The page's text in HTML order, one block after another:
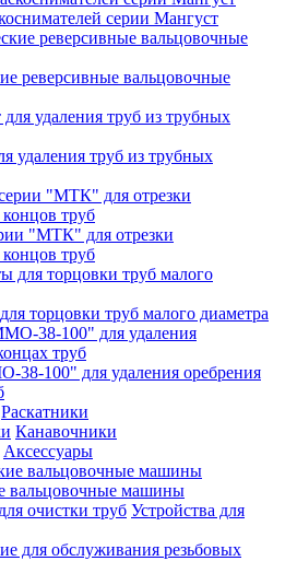
серии Мангуст
реверсивные вальцовочные
удаления труб из трубных
"МТК" для отрезки
труб
торцовки труб малого диаметра
100" для удаления оребрения
Раскатники
Канавочники
Аксессуары
вальцовочные машины
Устройства для